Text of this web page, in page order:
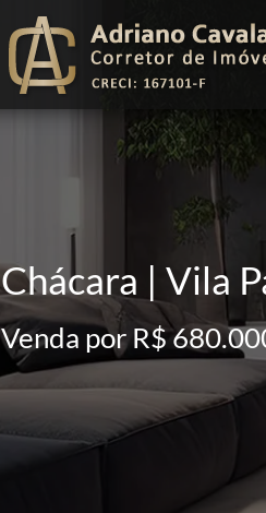
Chácara | Vila
Venda por R$